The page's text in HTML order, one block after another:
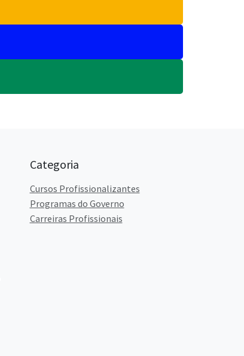
Categoria
Cursos Profissionalizantes
Programas do Governo
Carreiras Profissionais